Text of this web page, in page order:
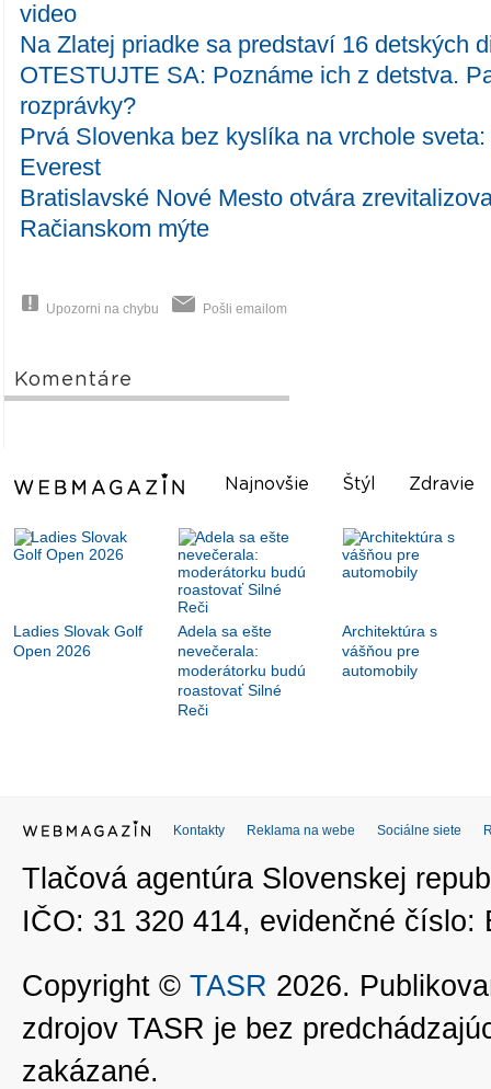
video
Na Zlatej priadke sa predstaví 16 detských
OTESTUJTE SA: Poznáme ich z detstva.
rozprávky?
Prvá Slovenka bez kyslíka na vrchole
Everest
Bratislavské Nové Mesto otvára
Račianskom mýte
Upozorni na chybu Pošli emailom
Komentáre
Najnovšie Štýl Zdravie
Ladies Slovak Golf
Open 2026
Adela sa ešte
nevečerala:
moderátorku budú
roastovať Silné
Reči
Architektúra s
vášňou pre
automobily
Kontakty Reklama na webe Sociálne siete
Tlačová agentúra Slovenskej
IČO: 31 320 414, evidenčné číslo:
Copyright © TASR 2026.
zdrojov TASR je bez
zakázané.